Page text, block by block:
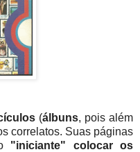
(álbuns, pois além
correlatos. Suas páginas
"iniciante" colocar os